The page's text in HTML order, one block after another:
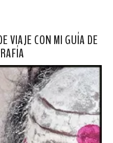
VIAJE CON MI GUÍA DE